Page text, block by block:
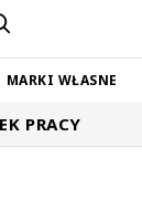
MARKI WŁASNE
PRACY